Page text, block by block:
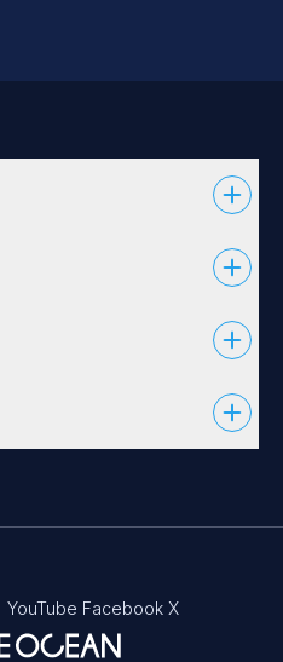
YouTube Facebook X